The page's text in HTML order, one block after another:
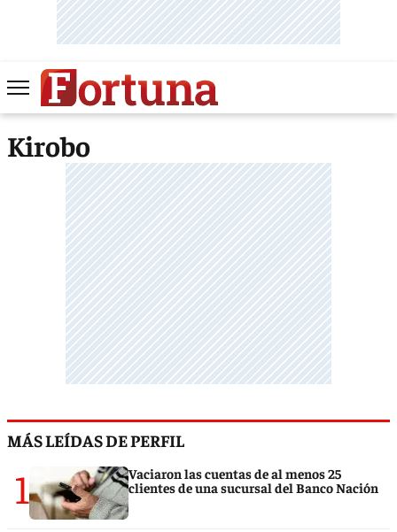
Kirobo
MÁS LEÍDAS DE PERFIL
1
Vaciaron las cuentas de al menos 25
clientes de una sucursal del Banco Nación